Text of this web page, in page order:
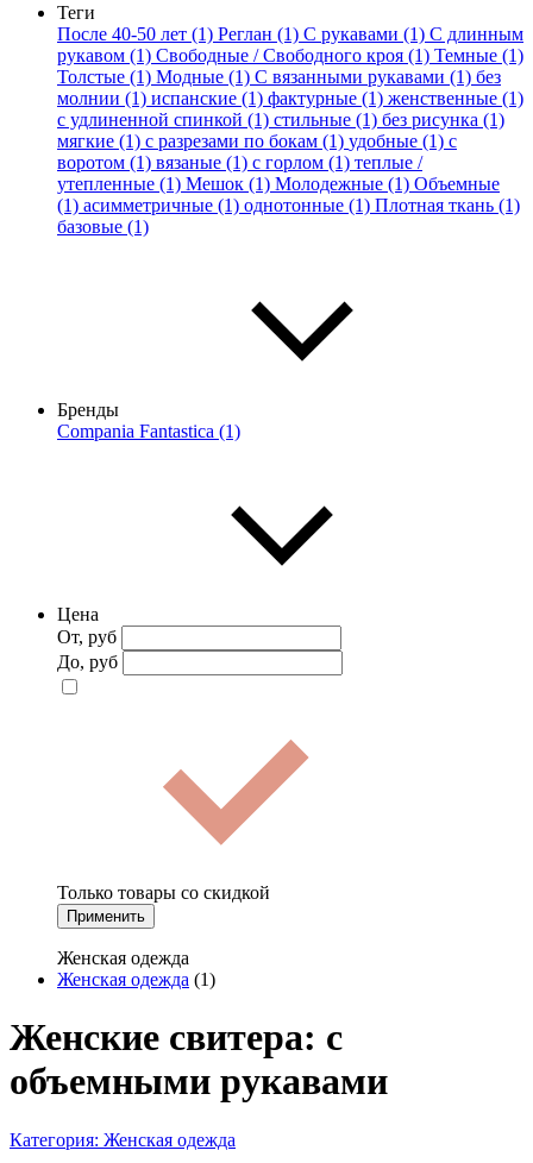
Теги
После 40-50 лет (1) Реглан (1) С рукавами (1) С длинным
рукавом (1) Свободные / Свободного кроя (1) Темные (1)
Толстые (1) Модные (1) С вязанными рукавами (1) без
молнии (1) испанские (1) фактурные (1) женственные (1)
с удлиненной спинкой (1) стильные (1) без рисунка (1)
мягкие (1) с разрезами по бокам (1) удобные (1) с
воротом (1) вязаные (1) с горлом (1) теплые /
утепленные (1) Мешок (1) Молодежные (1) Объемные
(1) асимметричные (1) однотонные (1) Плотная ткань (1)
базовые (1)
Бренды
Compania Fantastica (1)
Цена
От, руб
До, руб
Только товары со скидкой
Применить
Женская одежда
Женская одежда (1)
Женские свитера: с
объемными рукавами
Категория: Женская одежда